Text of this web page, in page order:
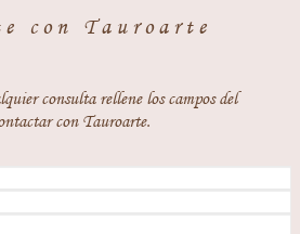
con Tauroarte
consulta rellene los campos del
con Tauroarte.